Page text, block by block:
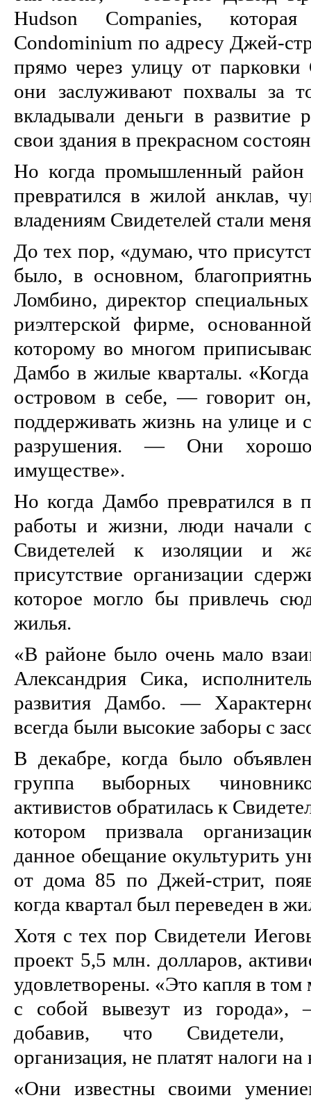
Hudson Companies,
Condominium по адресу Джей-
прямо через улицу от
они заслуживают похвалы за
вкладывали деньги в развитие
свои здания в прекрасном
Но когда промышленный
превратился в жилой анклав,
владениям Свидетелей стали
До тех пор, «думаю, что
было, в основном,
Ломбино, директор
риэлтерской фирме,
которому во многом
Дамбо в жилые кварталы.
островом в себе, — говорит он,
поддерживать жизнь на улице и
разрушения. — Они
имуществе».
Но когда Дамбо превратился в
работы и жизни, люди начали
Свидетелей к изоляции и
присутствие организации
которое могло бы привлечь
жилья.
«В районе было очень мало
Александрия Сика,
развития Дамбо. —
всегда были высокие заборы с
В декабре, когда было
группа выборных
активистов обратилась к
котором призвала
данное обещание окультурить
от дома 85 по Джей-стрит,
когда квартал был переведен в
Хотя с тех пор Свидетели
проект 5,5 млн. долларов,
удовлетворены. «Это капля в том
с собой вывезут из
добавив, что Свидетели,
организация, не платят налоги
«Они известны своими